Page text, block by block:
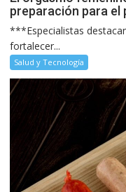
preparación para el
***Especialistas
fortalecer...
Salud y Tecnología